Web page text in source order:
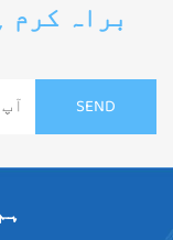
براہ کرم